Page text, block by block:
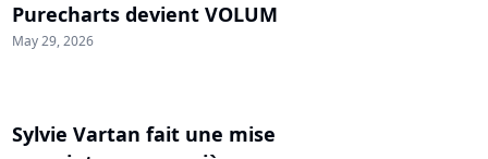
Purecharts devient VOLUM
May 29, 2026
Sylvie Vartan fait une mise